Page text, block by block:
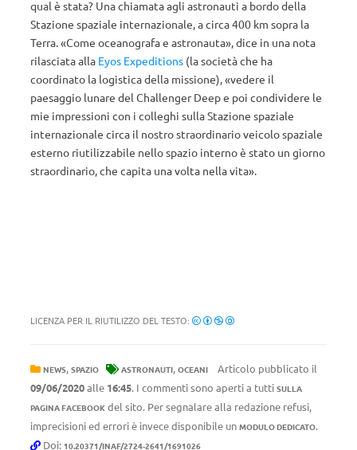
qual è stata? Una chiamata agli astronauti a bordo della
Stazione spaziale internazionale, a circa 400 km sopra la
Terra. «Come oceanografa e astronauta», dice in una nota
rilasciata alla Eyos Expeditions (la società che ha
coordinato la logistica della missione), «vedere il
paesaggio lunare del Challenger Deep e poi condividere le
mie impressioni con i colleghi sulla Stazione spaziale
internazionale circa il nostro straordinario veicolo spaziale
esterno riutilizzabile nello spazio interno è stato un giorno
straordinario, che capita una volta nella vita».
LICENZA PER IL RIUTILIZZO DEL TESTO:
NEWS, SPAZIO ASTRONAUTI, OCEANI
Articolo pubblicato il
09/06/2020alle 16:45. I commenti sono aperti a tutti SULLA
PAGINA FACEBOOK del sito. Per segnalare alla redazione refusi,
imprecisioni ed errori è invece disponibile un MODULO DEDICATO.
Doi: 10.20371/INAF/2724-2641/1691026